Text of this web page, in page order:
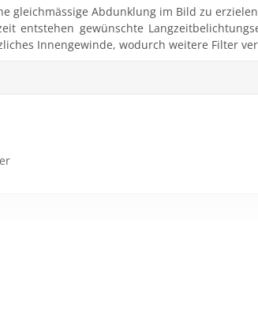
Abdunklung im Bild zu
entstehen gewünschte
Innengewinde, wodurch weitere Filter